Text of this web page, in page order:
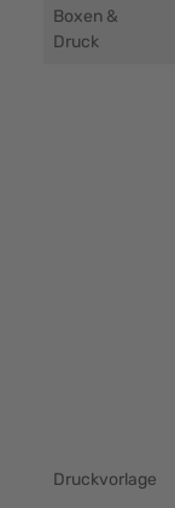
Boxen &
Druck
Druckvorlage